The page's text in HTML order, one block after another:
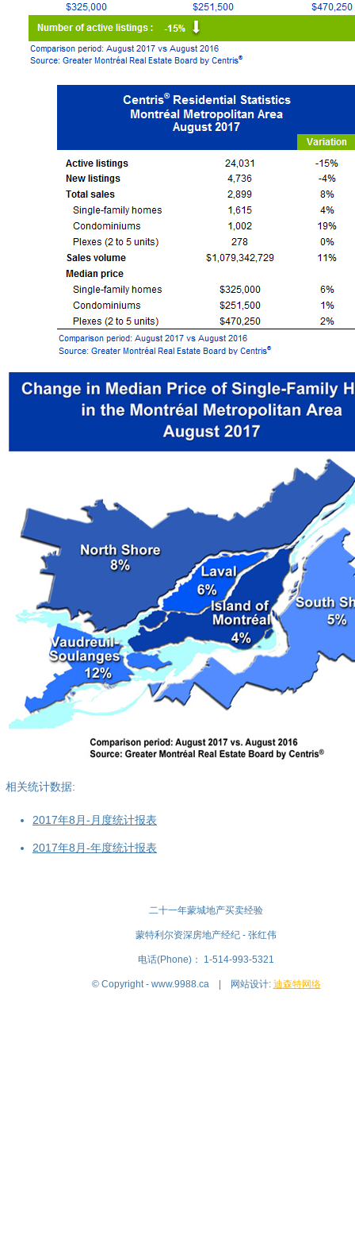
相关统计数据:
2017年8月-月度统计报表
2017年8月-年度统计报表
二十一年蒙城地产买卖经验
蒙特利尔资深房地产经纪 - 张红伟
电话(Phone)： 1-514-993-5321
© Copyright - www.9988.ca | 网站设计: 迪森特网络